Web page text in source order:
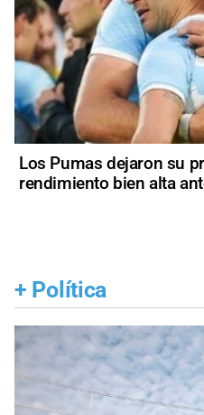
Los Pumas dejaron su
rendimiento bien alta
+ Política